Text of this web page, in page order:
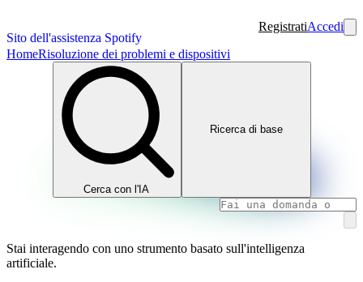
Sito dell'assistenza Spotify
RegistratiAccedi
HomeRisoluzione dei problemi e dispositivi
Cerca con l'IA
Ricerca di base
Stai interagendo con uno strumento basato sull'intelligenza
artificiale.